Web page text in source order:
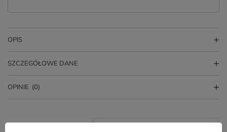
OPIS
SZCZEGÓŁOWE DANE
OPINIE (0)